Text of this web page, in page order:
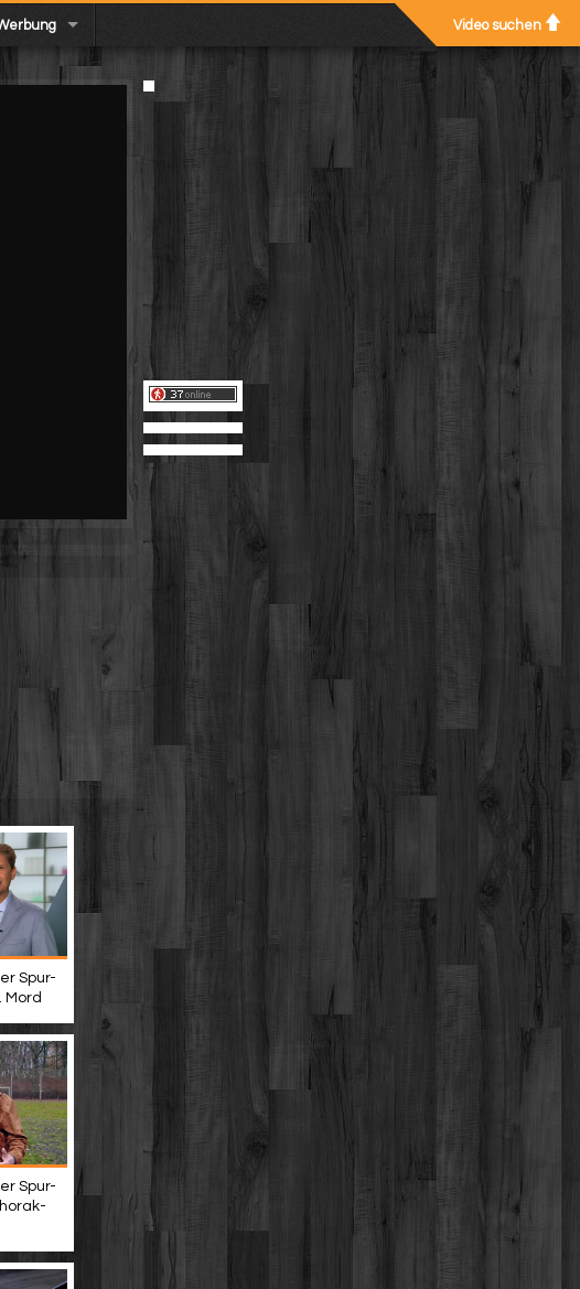
Video suchen
Spur-
Mord
Spur-